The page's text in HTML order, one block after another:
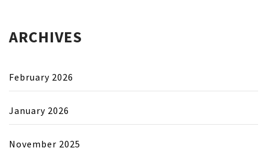
ARCHIVES
February 2026
January 2026
November 2025